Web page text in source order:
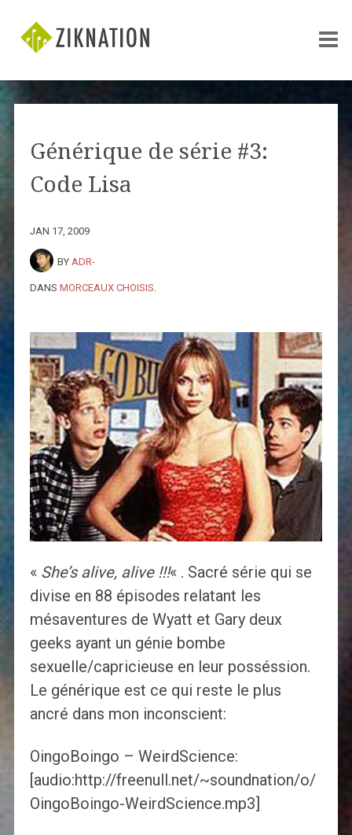
Générique de série #3:
Code Lisa
JAN 17, 2009
BY ADR-
DANS MORCEAUX CHOISIS
« She’s alive, alive !!!« . Sacré série qui se
divise en 88 épisodes relatant les
mésaventures de Wyatt et Gary deux
geeks ayant un génie bombe
sexuelle/capricieuse en leur posséssion.
Le générique est ce qui reste le plus
ancré dans mon inconscient:
OingoBoingo – WeirdScience:
[audio:http://freenull.net/~soundnation/o/
OingoBoingo-WeirdScience.mp3]